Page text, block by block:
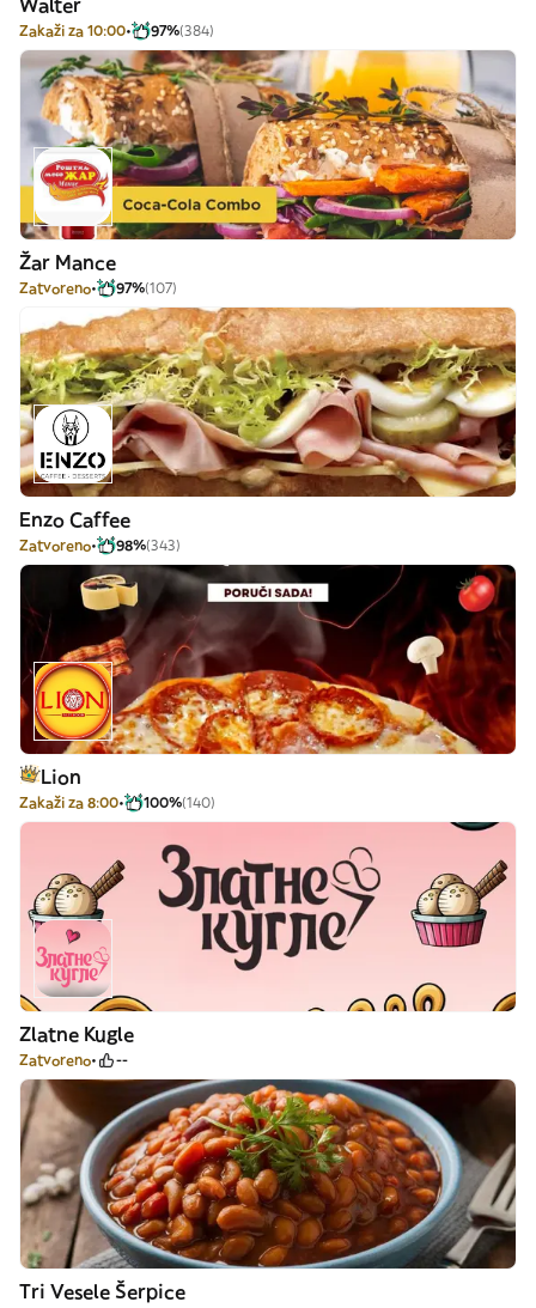
Walter
Zakaži za 10:00 97%(384)
Žar Mance
Zatvoreno 97%(107)
Enzo Caffee
Zatvoreno 98%(343)
Lion
Zakaži za 8:00 100%(140)
Zlatne Kugle
Zatvoreno --
Tri Vesele Šerpice